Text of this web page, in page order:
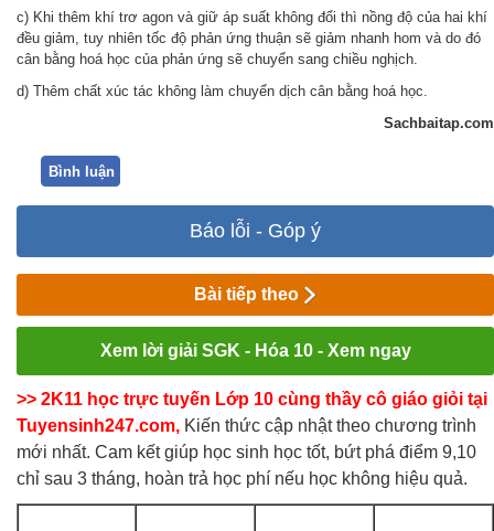
c) Khi thêm khí trơ agon và giữ áp suất không đổi thì nồng độ của hai khí
đều giảm, tuy nhiên tốc độ phản ứng thuận sẽ giảm nhanh hom và do đó
cân bằng hoá học của phản ứng sẽ chuyển sang chiều nghịch.
d) Thêm chất xúc tác không làm chuyển dịch cân bằng hoá học.
Sachbaitap.com
Bình luận
Báo lỗi - Góp ý
Bài tiếp theo
Xem lời giải SGK - Hóa 10 - Xem ngay
>> 2K11 học trực tuyến Lớp 10 cùng thầy cô giáo giỏi tại
Tuyensinh247.com, Kiến thức cập nhật theo chương trình
mới nhất. Cam kết giúp học sinh học tốt, bứt phá điểm 9,10
chỉ sau 3 tháng, hoàn trả học phí nếu học không hiệu quả.